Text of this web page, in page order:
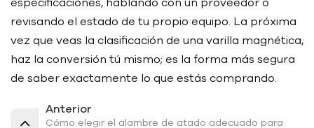
revisando el estado de tu propio equipo. La próxima
vez que veas la clasificación de una varilla magnética,
haz la conversión tú mismo; es la forma más segura
de saber exactamente lo que estás comprando.
Anterior
Cómo elegir el alambre de atado adecuado para